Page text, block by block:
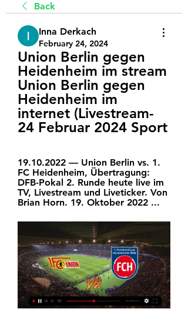
Back
Inna Derkach
February 24, 2024
Union Berlin gegen
Heidenheim im stream
Union Berlin gegen
Heidenheim im
internet (Livestream-
24 Februar 2024 Sport
19.10.2022 — Union Berlin vs. 1.
FC Heidenheim, Übertragung:
DFB-Pokal 2. Runde heute live im
TV, Livestream und Liveticker. Von
Brian Horn. 19. Oktober 2022 ...